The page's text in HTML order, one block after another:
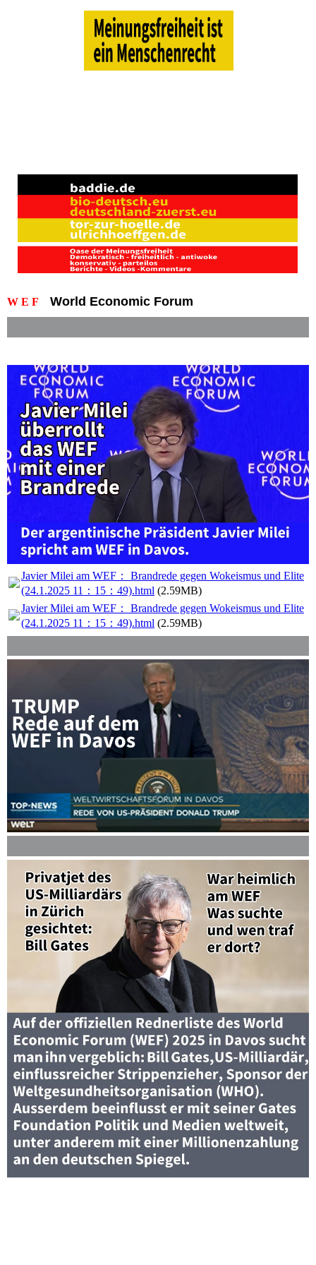
W E F World Economic Forum
Javier Milei am WEF： Brandrede gegen Wokeismus und Elite
(24.1.2025 11：15：49).html (2.59MB)
Javier Milei am WEF： Brandrede gegen Wokeismus und Elite
(24.1.2025 11：15：49).html (2.59MB)